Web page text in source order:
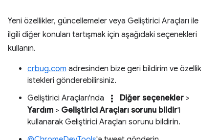
Yeni özellikler, güncellemeler veya Geliştirici Araçları ile
ilgili diğer konuları tartışmak için aşağıdaki seçenekleri
kullanın.
crbug.com adresinden bize geri bildirim ve özellik
istekleri gönderebilirsiniz.
Geliştirici Araçları'nda
more_vert Diğer seçenekler >
Yardım > Geliştirici Araçları sorunu bildir'i
kullanarak Geliştirici Araçları sorunu bildirin.